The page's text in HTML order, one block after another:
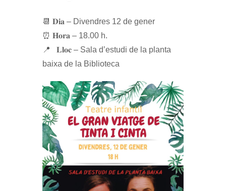
📆 𝐃𝐢𝐚 – Divendres 12 de gener
⏰ 𝐇𝐨𝐫𝐚 – 18.00 h.
📍 𝐋𝐥𝐨𝐜 – Sala d’estudi de la planta
baixa de la Biblioteca